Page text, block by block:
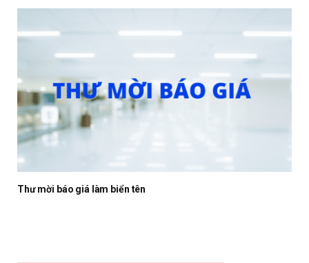
Thư mời báo giá làm biển tên